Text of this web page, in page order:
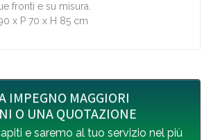
fronti e su misura.
x P 70 x H 85 cm
IMPEGNO MAGGIORI
O UNA QUOTAZIONE
e saremo al tuo servizio nel più